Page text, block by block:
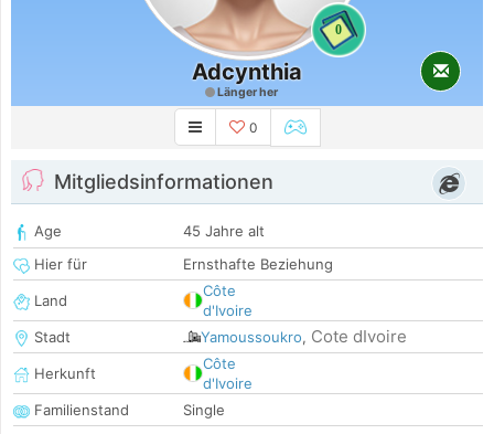
0
Adcynthia
Länger her
0
Mitgliedsinformationen
Age
45 Jahre alt
Hier für
Ernsthafte Beziehung
Land
Côte
d'Ivoire
Stadt
Yamoussoukro, Cote dIvoire
Herkunft
Côte
d'Ivoire
Familienstand
Single